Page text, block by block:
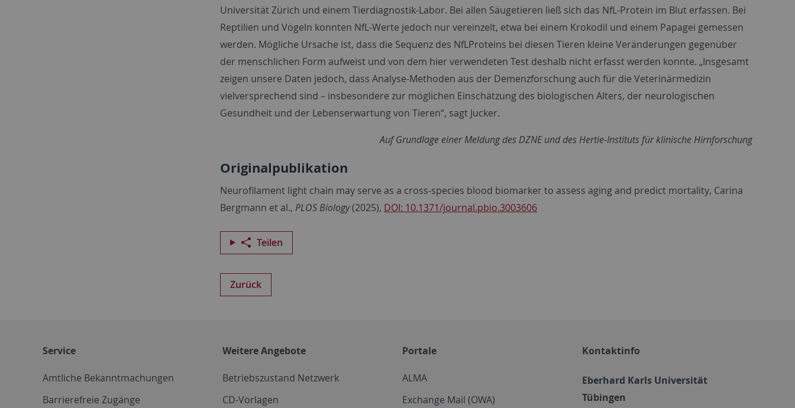
Universität Zürich und einem Tierdiagnostik-Labor. Bei allen Säugetieren ließ sich das NfL-Protein im Blut erfassen. Bei
Reptilien und Vögeln konnten NfL-Werte jedoch nur vereinzelt, etwa bei einem Krokodil und einem Papagei gemessen
werden. Mögliche Ursache ist, dass die Sequenz des NfLProteins bei diesen Tieren kleine Veränderungen gegenüber
der menschlichen Form aufweist und von dem hier verwendeten Test deshalb nicht erfasst werden konnte. „Insgesamt
zeigen unsere Daten jedoch, dass Analyse-Methoden aus der Demenzforschung auch für die Veterinärmedizin
vielversprechend sind – insbesondere zur möglichen Einschätzung des biologischen Alters, der neurologischen
Gesundheit und der Lebenserwartung von Tieren“, sagt Jucker.
Auf Grundlage einer Meldung des DZNE und des Hertie-Instituts für klinische Hirnforschung
Originalpublikation
Neurofilament light chain may serve as a cross-species blood biomarker to assess aging and predict mortality, Carina
Bergmann et al., PLOS Biology(2025), DOI: 10.1371/journal.pbio.3003606
Teilen
Zurück
Service
Amtliche Bekanntmachungen
Barrierefreie Zugänge
Weitere Angebote
Betriebszustand Netzwerk
CD-Vorlagen
Portale
ALMA
Exchange Mail (OWA)
Kontaktinfo
Eberhard Karls Universität
Tübingen